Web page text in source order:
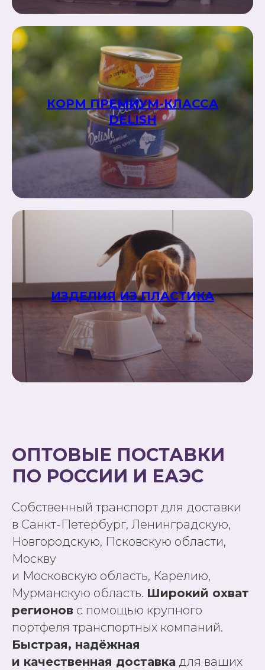
КОРМ ПРЕМИУМ-КЛАССА
DELISH
ИЗДЕЛИЯ ИЗ ПЛАСТИКА
ОПТОВЫЕ ПОСТАВКИ
ПО РОССИИ И ЕАЭС
Собственный транспорт для доставки
в Санкт-Петербург, Ленинградскую,
Новгородскую, Псковскую области,
Москву
и Московскую область, Карелию,
Мурманскую область. Широкий охват
регионов с помощью крупного
портфеля транспортных компаний.
Быстрая, надёжная
и качественная доставка для ваших